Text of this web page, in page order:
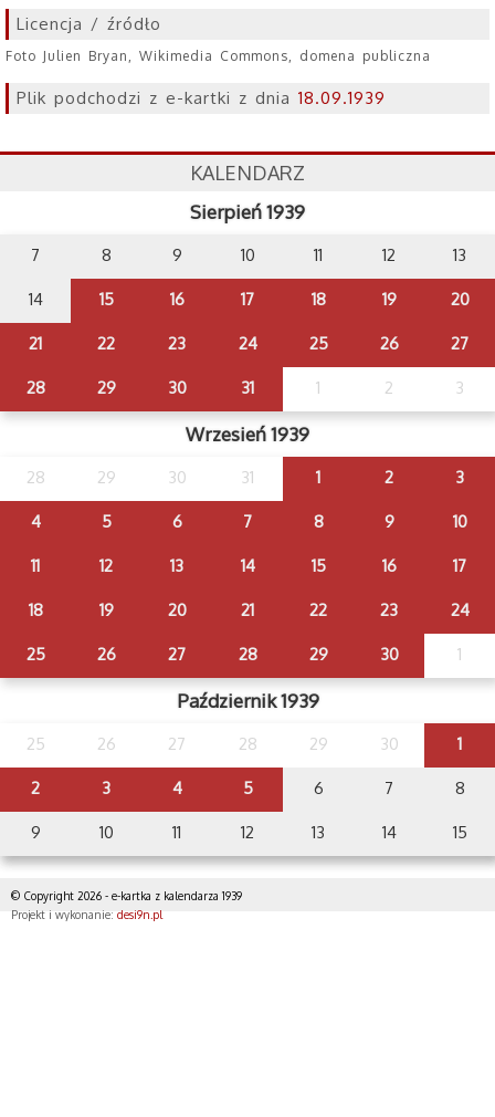
Licencja / źródło
Foto Julien Bryan, Wikimedia Commons, domena publiczna
Plik podchodzi z e-kartki z dnia 18.09.1939
KALENDARZ
Sierpień 1939
7 8 9 10 11 12 13
14 15 16 17 18 19 20
21 22 23 24 25 26 27
28 29 30 31 1 2 3
Wrzesień 1939
28 29 30 31 1 2 3
4 5 6 7 8 9 10
11 12 13 14 15 16 17
18 19 20 21 22 23 24
25 26 27 28 29 30 1
Październik 1939
25 26 27 28 29 30 1
2 3 4 5 6 7 8
9 10 11 12 13 14 15
© Copyright 2026 - e-kartka z kalendarza 1939
Projekt i wykonanie: desi9n.pl